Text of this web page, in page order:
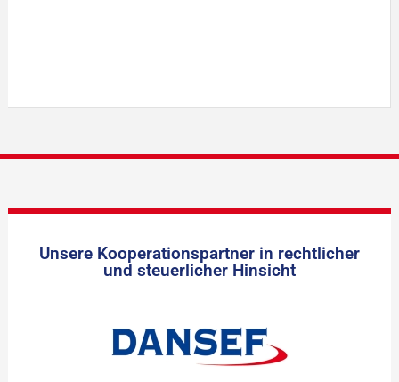
Unsere Kooperationspartner in rechtlicher
und steuerlicher Hinsicht